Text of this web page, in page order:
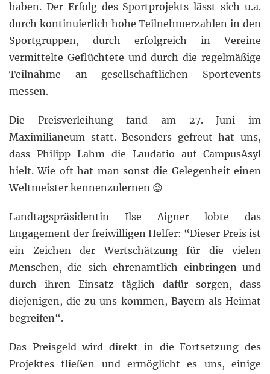
haben. Der Erfolg des Sportprojekts lässt sich u.a.
durch kontinuierlich hohe Teilnehmerzahlen in den
Sportgruppen, durch erfolgreich in Vereine
vermittelte Geflüchtete und durch die regelmäßige
Teilnahme an gesellschaftlichen Sportevents
messen.
Die Preisverleihung fand am 27. Juni im
Maximilianeum statt. Besonders gefreut hat uns,
dass Philipp Lahm die Laudatio auf CampusAsyl
hielt. Wie oft hat man sonst die Gelegenheit einen
Weltmeister kennenzulernen 😉
Landtagspräsidentin Ilse Aigner lobte das
Engagement der freiwilligen Helfer: “Dieser Preis ist
ein Zeichen der Wertschätzung für die vielen
Menschen, die sich ehrenamtlich einbringen und
durch ihren Einsatz täglich dafür sorgen, dass
diejenigen, die zu uns kommen, Bayern als Heimat
begreifen“.
Das Preisgeld wird direkt in die Fortsetzung des
Projektes fließen und ermöglicht es uns, einige